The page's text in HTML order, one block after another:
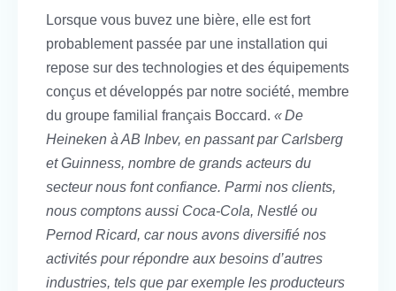
Lorsque vous buvez une bière, elle est fort
probablement passée par une installation qui
repose sur des technologies et des équipements
conçus et développés par notre société, membre
du groupe familial français Boccard. « De
Heineken à AB Inbev, en passant par Carlsberg
et Guinness, nombre de grands acteurs du
secteur nous font confiance. Parmi nos clients,
nous comptons aussi Coca-Cola, Nestlé ou
Pernod Ricard, car nous avons diversifié nos
activités pour répondre aux besoins d’autres
industries, tels que par exemple les producteurs